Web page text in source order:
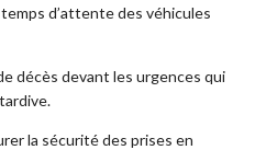
d’attente des véhicules
décès devant les urgences qui
la sécurité des prises en